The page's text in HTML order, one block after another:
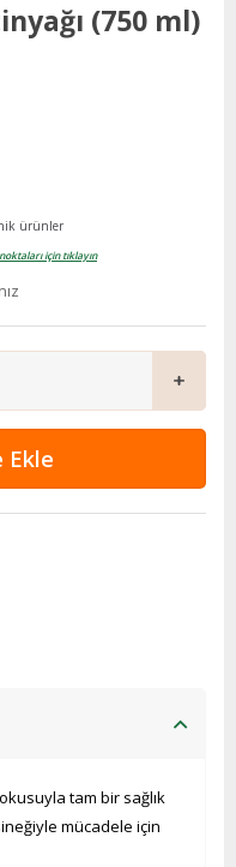
(750 ml)
ürünler
için tıklayın
tam bir sağlık
mücadele için